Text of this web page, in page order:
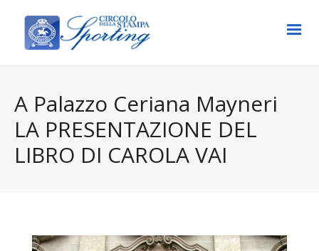
A Palazzo Ceriana Mayneri
LA PRESENTAZIONE DEL
LIBRO DI CAROLA VAI